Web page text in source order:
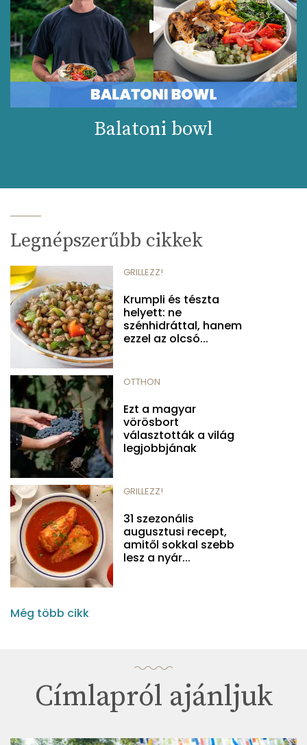
Balatoni bowl
Legnépszerűbb cikkek
GRILLEZZ!
Krumpli és tészta
helyett: ne
szénhidráttal, hanem
ezzel az olcsó...
OTTHON
Ezt a magyar
vörösbort
választották a világ
legjobbjának
GRILLEZZ!
31 szezonális
augusztusi recept,
amitől sokkal szebb
lesz a nyár...
Még több cikk
Címlapról ajánljuk